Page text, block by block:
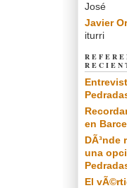
José
Javier
iturri
en
DÃ³nde
una
El